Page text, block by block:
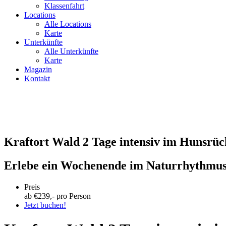
Klassenfahrt
Locations
Alle Locations
Karte
Unterkünfte
Alle Unterkünfte
Karte
Magazin
Kontakt
Kraftort Wald 2 Tage intensiv im
Erlebe ein Wochenende im
Preis
ab €239,- pro Person
Jetzt buchen!